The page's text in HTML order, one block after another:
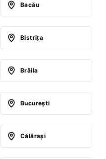
Bacău
Bistriţa
Brăila
Bucureşti
Călăraşi